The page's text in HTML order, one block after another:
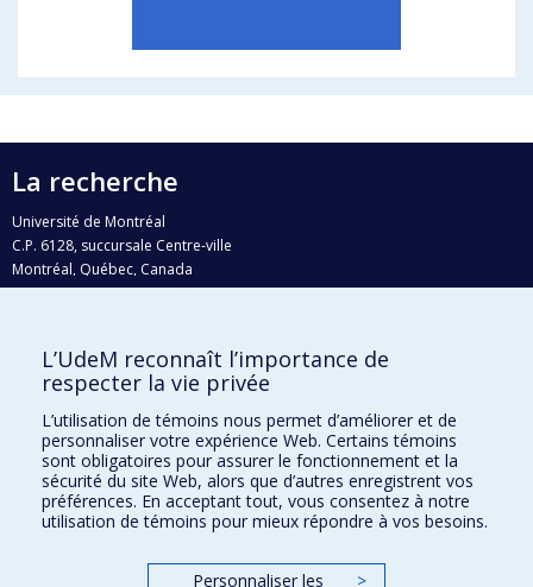
La recherche
Université de Montréal
C.P. 6128, succursale Centre-ville
Montréal, Québec, Canada
H3C 3J7
Qui fait quoi?
Nous trouver
Plan du site
Accessibilité
L’UdeM reconnaît l’importance de
respecter la vie privée
L’utilisation de témoins nous permet d’améliorer et de
personnaliser votre expérience Web. Certains témoins
sont obligatoires pour assurer le fonctionnement et la
sécurité du site Web, alors que d’autres enregistrent vos
préférences. En acceptant tout, vous consentez à notre
utilisation de témoins pour mieux répondre à vos besoins.
Personnaliser les >